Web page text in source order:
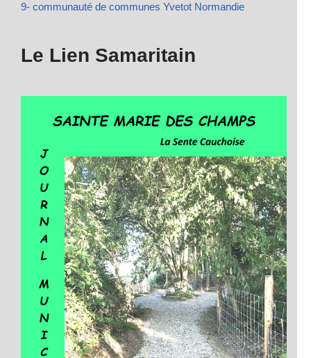
9- communauté de communes Yvetot Normandie
Le Lien Samaritain